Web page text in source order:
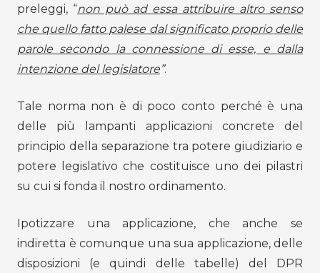
preleggi, “non può ad essa attribuire altro senso
che quello fatto palese dal significato proprio delle
parole secondo la connessione di esse, e dalla
intenzione del legislatore”.
Tale norma non è di poco conto perché è una
delle più lampanti applicazioni concrete del
principio della separazione tra potere giudiziario e
potere legislativo che costituisce uno dei pilastri
su cui si fonda il nostro ordinamento.
Ipotizzare una applicazione, che anche se
indiretta è comunque una sua applicazione, delle
disposizioni (e quindi delle tabelle) del DPR